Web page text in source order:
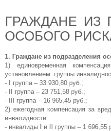
ГРАЖДАНЕ ИЗ
ОСОБОГО
1. Граждане из подразделения
1) единовременная
установлением группы
- I группа – 33 930,80 руб.;
- II группа – 23 751,58 руб.;
- III группа – 16 965,45 руб.;
2) ежегодная компенсация за
инвалидности:
- инвалиды I и II группы – 1 696,55